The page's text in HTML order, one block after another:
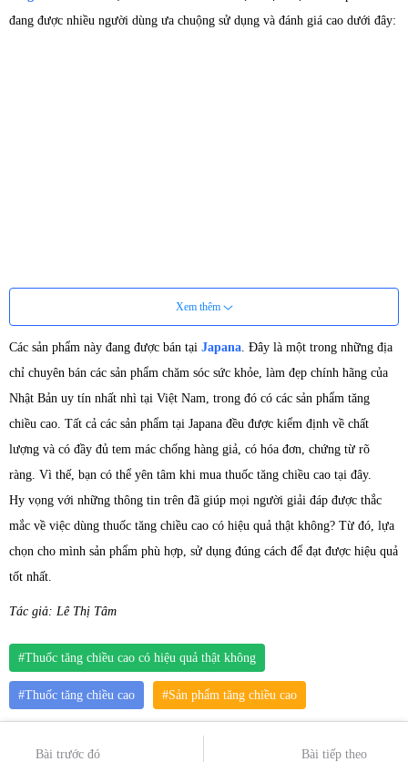
đang được nhiều người dùng ưa chuộng sử dụng và đánh giá cao dưới đây:
Xem thêm
Các sản phẩm này đang được bán tại Japana. Đây là một trong những địa
chỉ chuyên bán các sản phẩm chăm sóc sức khỏe, làm đẹp chính hãng của
Nhật Bản uy tín nhất nhì tại Việt Nam, trong đó có các sản phẩm tăng
chiều cao. Tất cả các sản phẩm tại Japana đều được kiểm định về chất
lượng và có đầy đủ tem mác chống hàng giả, có hóa đơn, chứng từ rõ
ràng. Vì thế, bạn có thể yên tâm khi mua thuốc tăng chiều cao tại đây.
Hy vọng với những thông tin trên đã giúp mọi người giải đáp được thắc
mắc về việc dùng thuốc tăng chiều cao có hiệu quả thật không? Từ đó, lựa
chọn cho mình sản phẩm phù hợp, sử dụng đúng cách để đạt được hiệu quả
tốt nhất.
Tác giả: Lê Thị Tâm
#Thuốc tăng chiều cao có hiệu quả thật không
#Thuốc tăng chiều cao #Sản phẩm tăng chiều cao
Bài trước đó
Bài tiếp theo